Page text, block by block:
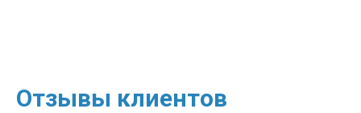
Отзывы клиентов